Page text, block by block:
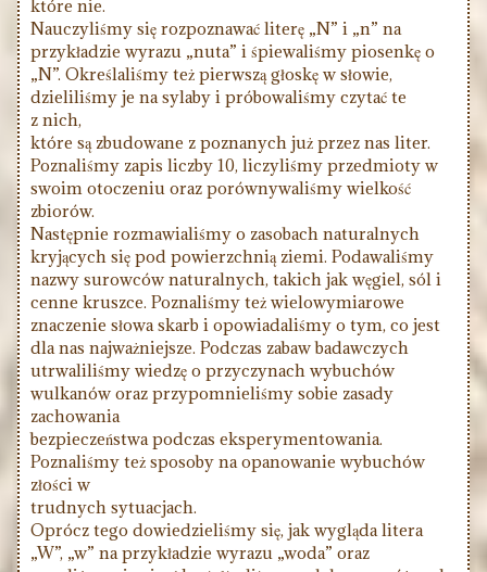
które nie.
Nauczyliśmy się rozpoznawać literę „N” i „n” na
przykładzie wyrazu „nuta” i śpiewaliśmy piosenkę o
„N”. Określaliśmy też pierwszą głoskę w słowie,
dzieliliśmy je na sylaby i próbowaliśmy czytać te
z nich,
które są zbudowane z poznanych już przez nas liter.
Poznaliśmy zapis liczby 10, liczyliśmy przedmioty w
swoim otoczeniu oraz porównywaliśmy wielkość
zbiorów.
Następnie rozmawialiśmy o zasobach naturalnych
kryjących się pod powierzchnią ziemi. Podawaliśmy
nazwy surowców naturalnych, takich jak węgiel, sól i
cenne kruszce. Poznaliśmy też wielowymiarowe
znaczenie słowa skarb i opowiadaliśmy o tym, co jest
dla nas najważniejsze. Podczas zabaw badawczych
utrwaliliśmy wiedzę o przyczynach wybuchów
wulkanów oraz przypomnieliśmy sobie zasady
zachowania
bezpieczeństwa podczas eksperymentowania.
Poznaliśmy też sposoby na opanowanie wybuchów
złości w
trudnych sytuacjach.
Oprócz tego dowiedzieliśmy się, jak wygląda litera
„W”, „w” na przykładzie wyrazu „woda” oraz